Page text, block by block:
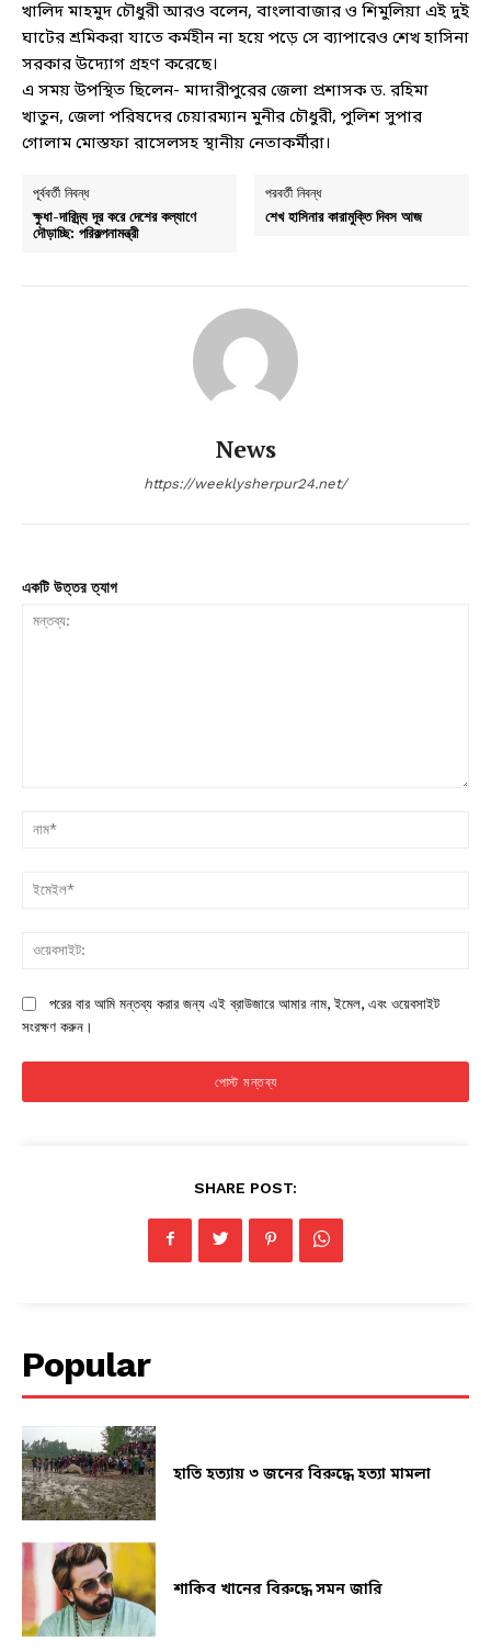
খালিদ মাহমুদ চৌধুরী আরও বলেন, বাংলাবাজার ও শিমুলিয়া এই দুই
ঘাটের শ্রমিকরা যাতে কর্মহীন না হয়ে পড়ে সে ব্যাপারেও শেখ হাসিনা
সরকার উদ্যোগ গ্রহণ করেছে।
এ সময় উপস্থিত ছিলেন- মাদারীপুরের জেলা প্রশাসক ড. রহিমা
খাতুন, জেলা পরিষদের চেয়ারম্যান মুনীর চৌধুরী, পুলিশ সুপার
গোলাম মোস্তফা রাসেলসহ স্থানীয় নেতাকর্মীরা।
পূর্ববর্তী নিবন্ধ
ক্ষুধা-দারিদ্র্য দূর করে দেশের কল্যাণে
দৌড়াচ্ছি: পরিকল্পনামন্ত্রী
পরবর্তী নিবন্ধ
শেখ হাসিনার কারামুক্তি দিবস আজ
News
https://weeklysherpur24.net/
একটি উত্তর ত্যাগ
পরের বার আমি মন্তব্য করার জন্য এই ব্রাউজারে আমার নাম, ইমেল, এবং ওয়েবসাইট
সংরক্ষণ করুন।
SHARE POST:
Popular
হাতি হত্যায় ৩ জনের বিরুদ্ধে হত্যা মামলা
শাকিব খানের বিরুদ্ধে সমন জারি